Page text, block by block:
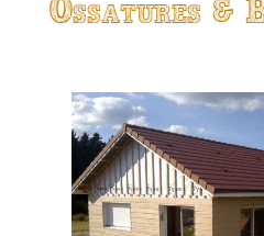
Ossatures &